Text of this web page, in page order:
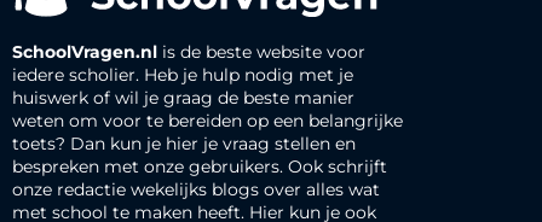
SchoolVragen.nl is de beste website voor
iedere scholier. Heb je hulp nodig met je
huiswerk of wil je graag de beste manier
weten om voor te bereiden op een belangrijke
toets? Dan kun je hier je vraag stellen en
bespreken met onze gebruikers. Ook schrijft
onze redactie wekelijks blogs over alles wat
met school te maken heeft. Hier kun je ook